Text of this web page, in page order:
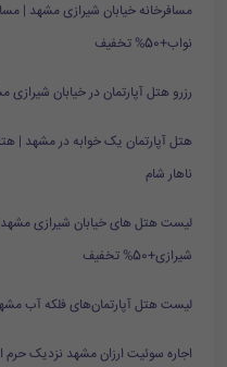
مسافرخانه خیابان شیرازی مشهد |
نواب+50% تخفیف
رزرو هتل آپارتمان در خیابان شیرازی مشهد+تا
هتل آپارتمان یک خوابه در مشهد |
ناهار شام
لیست هتل های خیابان شیرازی
شیرازی+50% تخفیف
لیست هتل آپارتمان‌های فلکه آب مشهد و
اجاره سوئیت ارزان مشهد نزدیک حرم امام